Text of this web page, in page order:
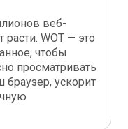
веб-
WOT — это
чтобы
просматривать
ускорит